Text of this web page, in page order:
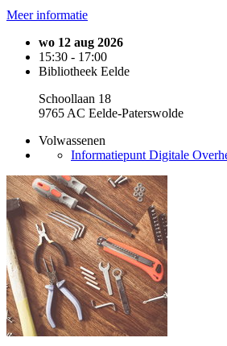
Meer informatie
wo 12 aug 2026
15:30 - 17:00
Bibliotheek Eelde
Schoollaan 18
9765 AC Eelde-Paterswolde
Volwassenen
Informatiepunt Digitale